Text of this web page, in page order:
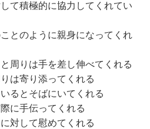
て積極的に協力してくれてい
とのように親身になってくれ
周りは手を差し伸べてくれる
は寄り添ってくれる
るとそばにいてくれる
に手伝ってくれる
対して慰めてくれる